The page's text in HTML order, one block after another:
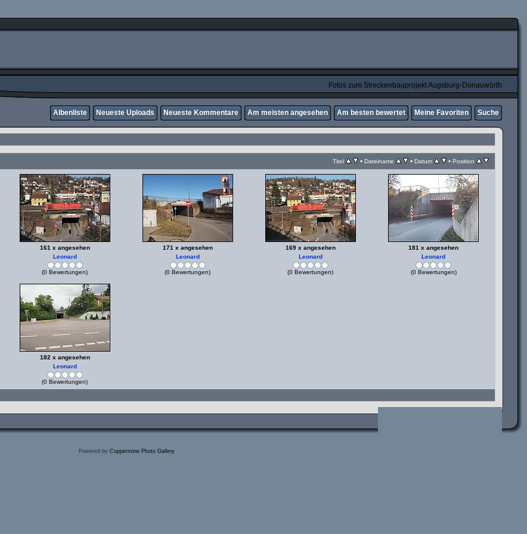
Fotos zum Streckenbauprojekt Augsburg-Donauwörth
Albenliste Neueste Uploads Neueste Kommentare Am meisten angesehen Am besten bewertet Meine Favoriten Suche
Titel • Dateiname • Datum • Position
161 x angesehen
Leonard
(0 Bewertungen)
171 x angesehen
Leonard
(0 Bewertungen)
169 x angesehen
Leonard
(0 Bewertungen)
181 x angesehen
Leonard
(0 Bewertungen)
182 x angesehen
Leonard
(0 Bewertungen)
Powered by Coppermine Photo Gallery